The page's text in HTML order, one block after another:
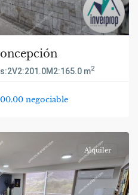
2V2:201.0M2:165.0 m2
negociable
Alquiler